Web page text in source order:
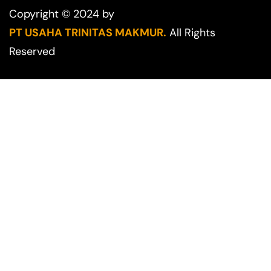
Copyright © 2024 by
PT USAHA TRINITAS MAKMUR. All Rights
Reserved